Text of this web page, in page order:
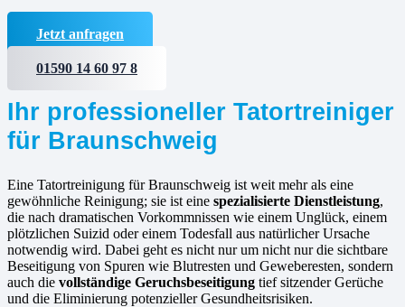
Jetzt anfragen
01590 14 60 97 8
Ihr professioneller Tatortreiniger
für Braunschweig
Eine Tatortreinigung für Braunschweig ist weit mehr als eine
gewöhnliche Reinigung; sie ist eine spezialisierte Dienstleistung,
die nach dramatischen Vorkommnissen wie einem Unglück, einem
plötzlichen Suizid oder einem Todesfall aus natürlicher Ursache
notwendig wird. Dabei geht es nicht nur um nicht nur die sichtbare
Beseitigung von Spuren wie Blutresten und Geweberesten, sondern
auch die vollständige Geruchsbeseitigung tief sitzender Gerüche
und die Eliminierung potenzieller Gesundheitsrisiken.